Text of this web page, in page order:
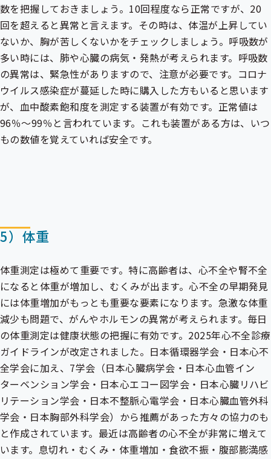
数を把握しておきましょう。10回程度なら正常ですが、20
回を超えると異常と言えます。その時は、体温が上昇してい
ないか、胸が苦しくないかをチェックしましょう。呼吸数が
多い時には、肺や心臓の病気・発熱が考えられます。呼吸数
の異常は、緊急性がありますので、注意が必要です。コロナ
ウイルス感染症が蔓延した時に購入した方もいると思います
が、血中酸素飽和度を測定する装置が有効です。正常値は
96％～99％と言われています。これも装置がある方は、いつ
もの数値を覚えていれば安全です。
5）体重
体重測定は極めて重要です。特に高齢者は、心不全や腎不全
になると体重が増加し、むくみが出ます。心不全の早期発見
には体重増加がもっとも重要な要素になります。急激な体重
減少も問題で、がんやホルモンの異常が考えられます。毎日
の体重測定は健康状態の把握に有効です。2025年心不全診療
ガイドラインが改定されました。日本循環器学会・日本心不
全学会に加え、7学会（日本心臓病学会・日本心血管イン
ターベンション学会・日本心エコー図学会・日本心臓リハビ
リテーション学会・日本不整脈心電学会・日本心臓血管外科
学会・日本胸部外科学会）から推薦があった方々の協力のも
と作成されています。最近は高齢者の心不全が非常に増えて
います。息切れ・むくみ・体重増加・食欲不振・腹部膨満感